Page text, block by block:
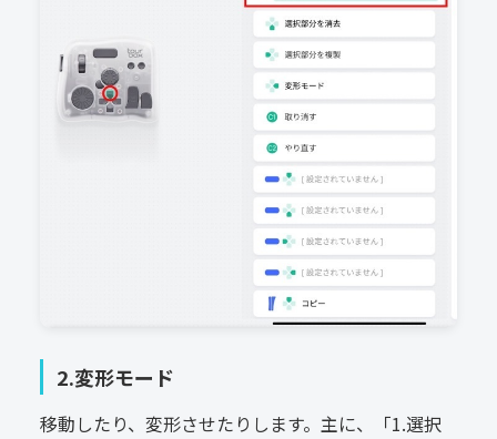
2.変形モード
移動したり、変形させたりします。主に、「1.選択